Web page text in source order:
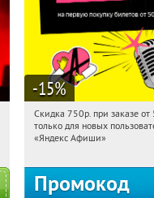
-15%
15:21:28
Россия
Скидка 750р. при заказе от
только для новых
«Яндекс Афиши»
Промокод